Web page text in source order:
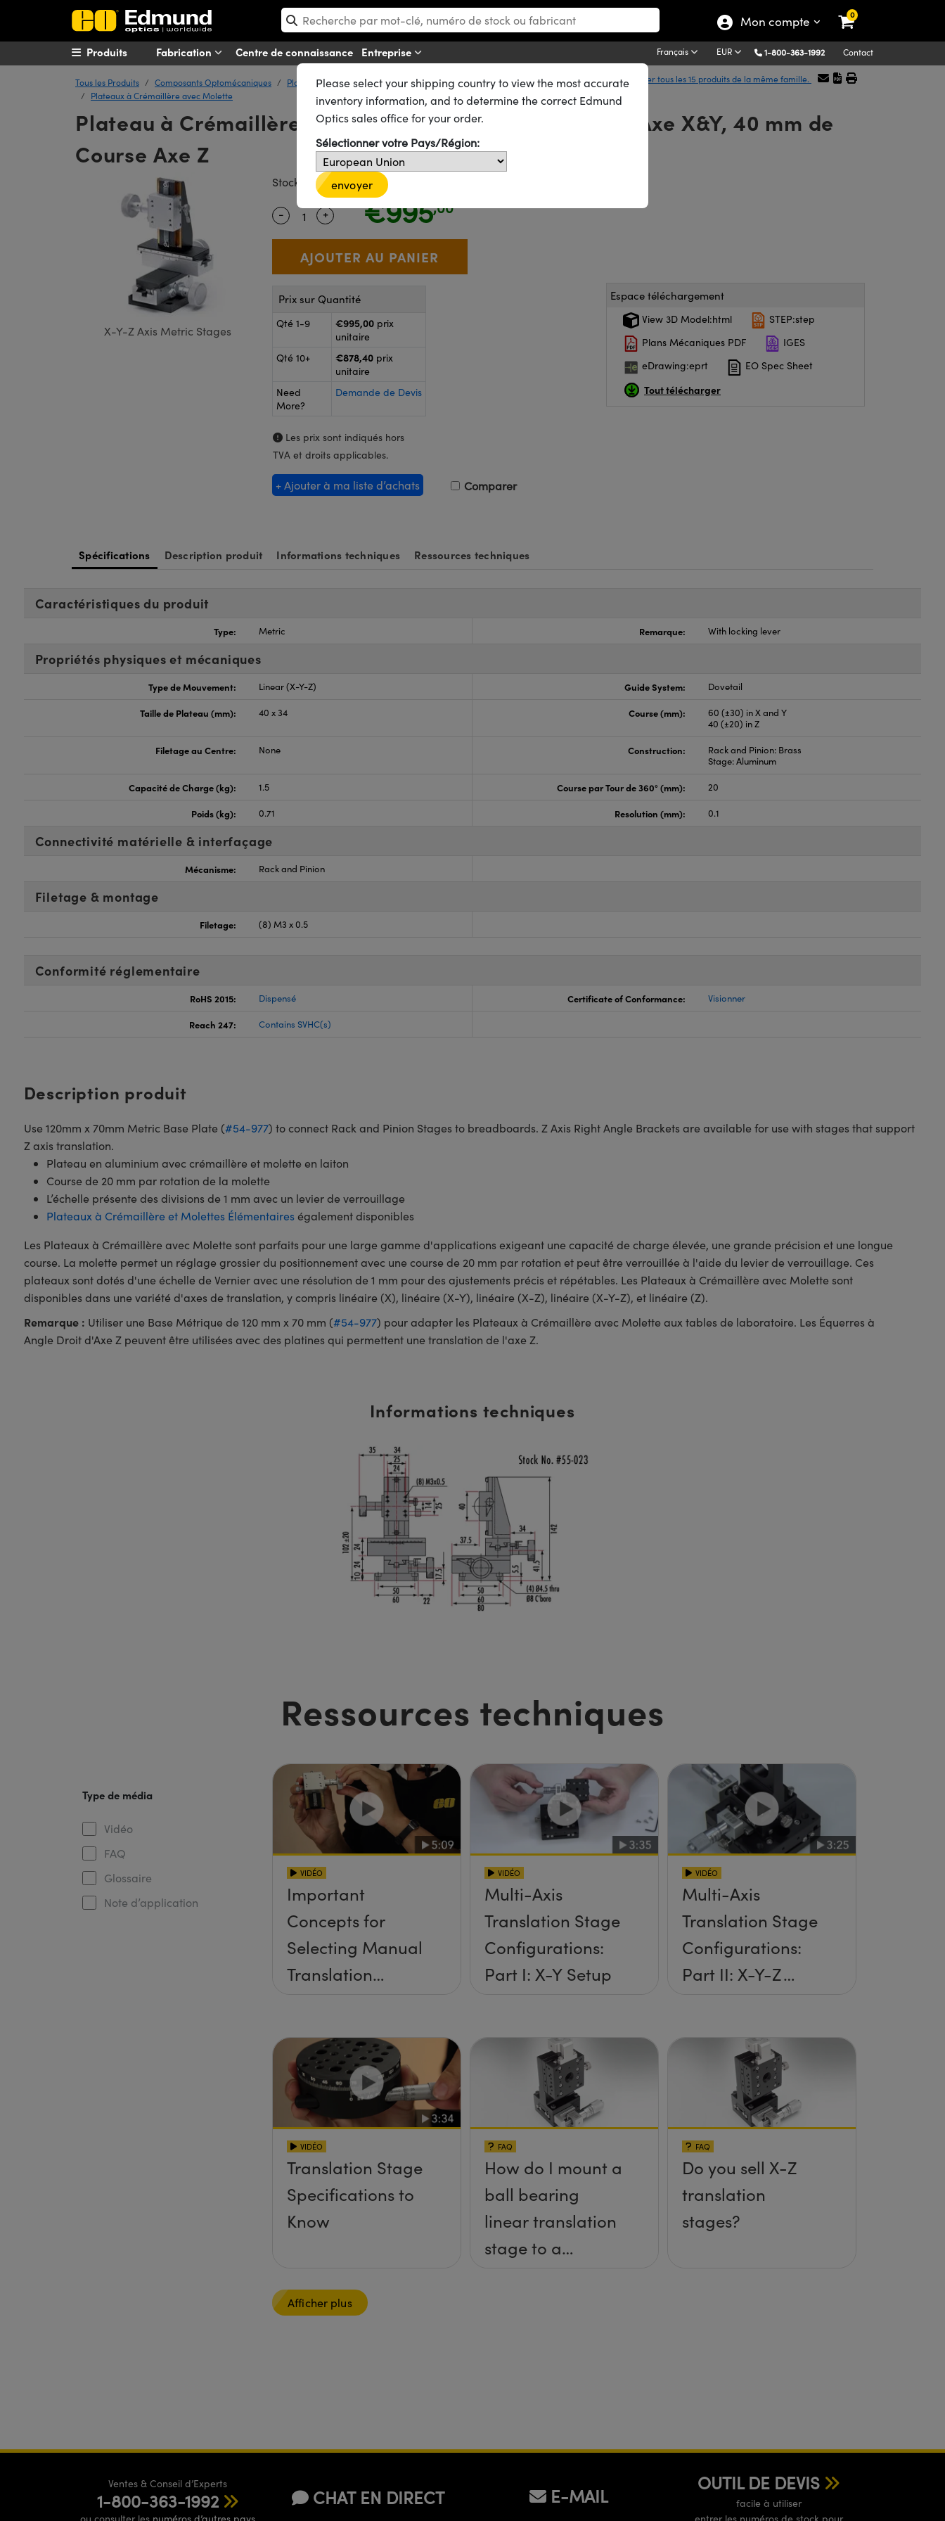
Mon compte 0
Fabrication Centre de connaissance Entreprise Français EUR 1-800-363-1992 Contact
Produits
Tous les Produits Composants Optomécaniques Platines Manuelles et Glissières
Platines Manuelles et à Roulements à Billes
Plateaux à Crémaillère avec Molette
Afficher tous les 15 produits de la même famille.
Plateau à Crémaillère avec Molette, 60 mm de Course Axe X&Y, 40 mm de
Course Axe Z
X-Y-Z Axis Metric Stages
Stock #55-023 17 In Stock
Quantity Selector
- Use the plus and minus buttons to adjust the quantity.
+ €995,00
Prix sur Quantité
Qté 1-9 €995,00 prix
unitaire
Qté 10+
€878,40 prix
unitaire
Need
More?
Demande de Devis
Les prix sont indiqués hors
TVA et droits applicables.
+ Ajouter à ma liste d’achats Comparer
Espace téléchargement
View 3D Model:html
STEP:step
Plans Mécaniques PDF
IGES
eDrawing:eprt
EO Spec Sheet
Tout télécharger
Spécifications Description produit Informations techniques Ressources techniques
Caractéristiques du produit
Type: Metric Remarque: With locking lever
Propriétés physiques et mécaniques
Type de Mouvement: Linear (X-Y-Z) Guide System: Dovetail
Taille de Plateau (mm): 40 x 34 Course (mm):
60 (±30) in X and Y
40 (±20) in Z
Filetage au Centre: None Construction:
Rack and Pinion: Brass
Stage: Aluminum
Capacité de Charge (kg): 1.5 Course par Tour de 360° (mm): 20
Poids (kg): 0.71 Resolution (mm): 0.1
Connectivité matérielle & interfaçage
Mécanisme: Rack and Pinion
Filetage & montage
Filetage: (8) M3 x 0.5
Conformité réglementaire
RoHS 2015: Dispensé Certificate of Conformance: Visionner
Reach 247: Contains SVHC(s)
Description produit
Use 120mm x 70mm Metric Base Plate (#54-977) to connect Rack and Pinion Stages to breadboards. Z Axis Right Angle Brackets are available for use with stages that support
Z axis translation.
Plateau en aluminium avec crémaillère et molette en laiton
Course de 20 mm par rotation de la molette
L’échelle présente des divisions de 1 mm avec un levier de verrouillage
Plateaux à Crémaillère et Molettes Élémentaireségalement disponibles
Les Plateaux à Crémaillère avec Molette sont parfaits pour une large gamme d'applications exigeant une capacité de charge élevée, une grande précision et une longue
course. La molette permet un réglage grossier du positionnement avec une course de 20 mm par rotation et peut être verrouillée à l'aide du levier de verrouillage. Ces
plateaux sont dotés d'une échelle de Vernier avec une résolution de 1 mm pour des ajustements précis et répétables. Les Plateaux à Crémaillère avec Molette sont
disponibles dans une variété d'axes de translation, y compris linéaire (X), linéaire (X-Y), linéaire (X-Z), linéaire (X-Y-Z), et linéaire (Z).
Remarque : Utiliser une Base Métrique de 120 mm x 70 mm (#54-977) pour adapter les Plateaux à Crémaillère avec Molette aux tables de laboratoire. Les Équerres à
Angle Droit d'Axe Z peuvent être utilisées avec des platines qui permettent une translation de l'axe Z.
Informations techniques
Ressources techniques
Type de média
Vidéo
FAQ
Glossaire
Note d’application
VIDÉO
Important
Concepts for
Selecting Manual
Translation
VIDÉO
Multi-Axis
Translation Stage
Configurations:
Part I: X-Y Setup
VIDÉO
Multi-Axis
Translation Stage
Configurations:
Part II: X-Y-Z
VIDÉO
Translation Stage
Specifications to
Know
FAQ
How do I mount a
ball bearing
linear translation
stage to a
FAQ
Do you sell X-Z
translation
stages?
Afficher plus
Ventes & Conseil d’Experts
1-800-363-1992 CHAT EN DIRECT E-MAIL
OUTIL DE DEVIS
facile à utiliser
Please select your shipping country to view the most accurate
inventory information, and to determine the correct Edmund
Optics sales office for your order.
Sélectionner votre Pays/Région:
envoyer